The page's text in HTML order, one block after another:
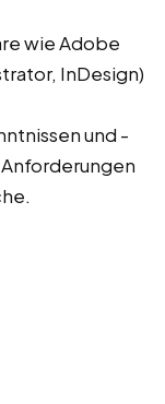
wie Adobe
InDesign)
und -